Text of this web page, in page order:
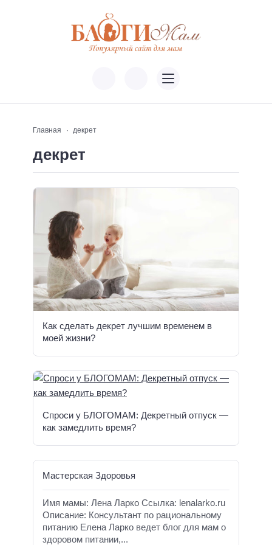
Главная декрет
декрет
Как сделать декрет лучшим временем в
моей жизни?
Спроси у БЛОГОМАМ: Декретный отпуск —
как замедлить время?
Мастерская Здоровья
Имя мамы: Лена Ларко Ссылка: lenalarko.ru
Описание: Консультант по рациональному
питанию Елена Ларко ведет блог для мам о
здоровом питании,...